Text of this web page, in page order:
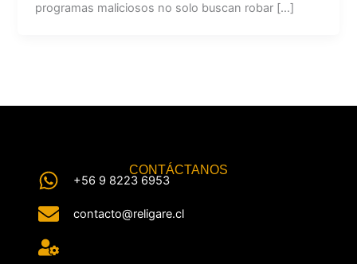
programas maliciosos no solo buscan robar […]
CONTÁCTANOS
+56 9 8223 6953
contacto@religare.cl